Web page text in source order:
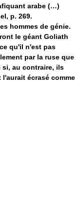
arabe (…)
p. 269.
hommes de génie.
le géant Goliath
qu'il n'est pas
par la ruse que
si, au contraire, ils
écrasé comme